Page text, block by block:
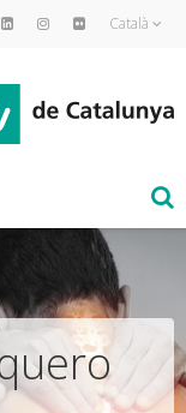
Català